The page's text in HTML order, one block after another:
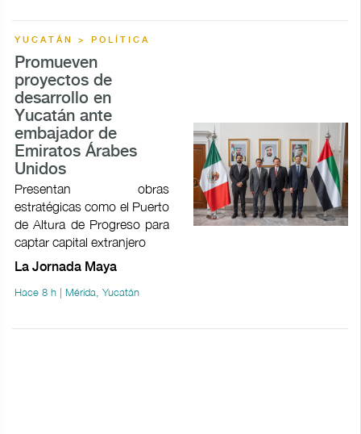
YUCATÁN > POLÍTICA
Promueven
proyectos de
desarrollo en
Yucatán ante
embajador de
Emiratos Árabes
Unidos
Presentan obras
estratégicas como el Puerto
de Altura de Progreso para
captar capital extranjero
La Jornada Maya
Hace 8 h | Mérida, Yucatán